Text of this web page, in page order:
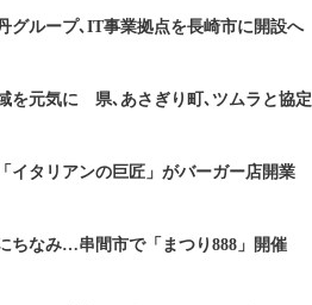
グループ､IT事業拠点を長崎市に開設へ
を元気に 県､あさぎり町､ツムラと協定
イタリアンの巨匠」がバーガー店開業
ちなみ…串間市で「まつり888」開催